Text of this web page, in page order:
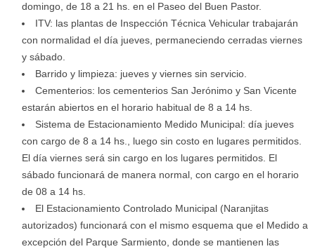
domingo, de 18 a 21 hs. en el Paseo del Buen Pastor.
ITV: las plantas de Inspección Técnica Vehicular trabajarán
con normalidad el día jueves, permaneciendo cerradas viernes
y sábado.
Barrido y limpieza: jueves y viernes sin servicio.
Cementerios: los cementerios San Jerónimo y San Vicente
estarán abiertos en el horario habitual de 8 a 14 hs.
Sistema de Estacionamiento Medido Municipal: día jueves
con cargo de 8 a 14 hs., luego sin costo en lugares permitidos.
El día viernes será sin cargo en los lugares permitidos. El
sábado funcionará de manera normal, con cargo en el horario
de 08 a 14 hs.
El Estacionamiento Controlado Municipal (Naranjitas
autorizados) funcionará con el mismo esquema que el Medido a
excepción del Parque Sarmiento, donde se mantienen las